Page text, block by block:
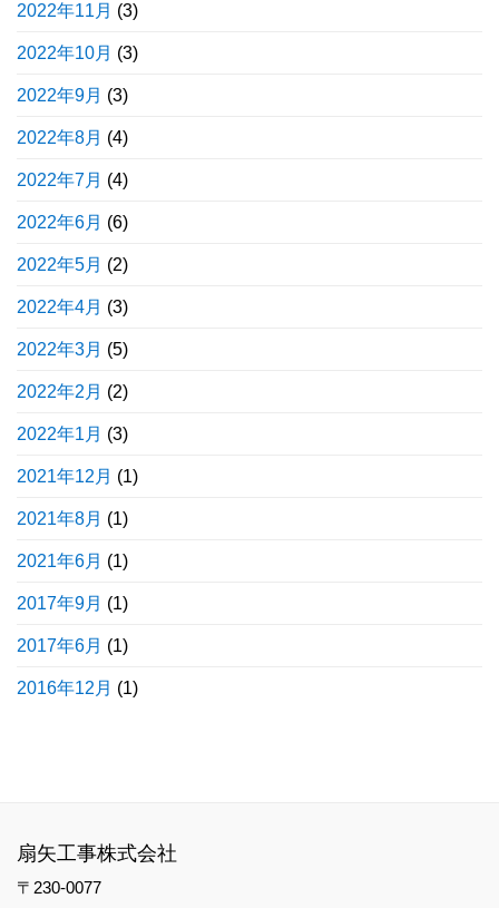
2022年11月 (3)
2022年10月 (3)
2022年9月 (3)
2022年8月 (4)
2022年7月 (4)
2022年6月 (6)
2022年5月 (2)
2022年4月 (3)
2022年3月 (5)
2022年2月 (2)
2022年1月 (3)
2021年12月 (1)
2021年8月 (1)
2021年6月 (1)
2017年9月 (1)
2017年6月 (1)
2016年12月 (1)
扇矢工事株式会社
〒230-0077